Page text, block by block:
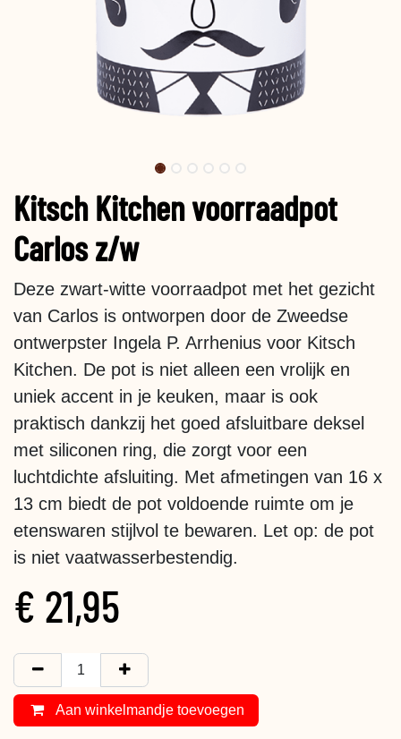
Kitsch Kitchen voorraadpot
Carlos z/w
Deze zwart-witte voorraadpot met het gezicht
van Carlos is ontworpen door de Zweedse
ontwerpster Ingela P. Arrhenius voor Kitsch
Kitchen. De pot is niet alleen een vrolijk en
uniek accent in je keuken, maar is ook
praktisch dankzij het goed afsluitbare deksel
met siliconen ring, die zorgt voor een
luchtdichte afsluiting. Met afmetingen van 16 x
13 cm biedt de pot voldoende ruimte om je
etenswaren stijlvol te bewaren. Let op: de pot
is niet vaatwasserbestendig.
€ 21,95
Aan winkelmandje toevoegen